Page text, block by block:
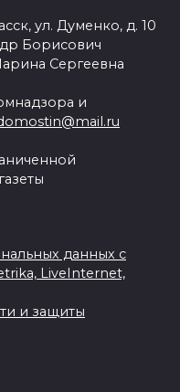
ул. Думенко, д. 10
Борисович
Сергеевна
и
данных с
LiveInternet,
и защиты